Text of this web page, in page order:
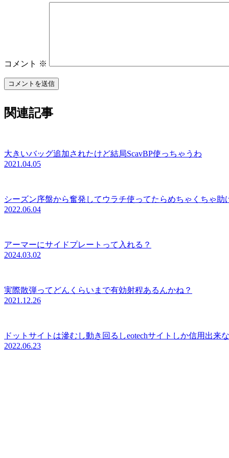
コメント ※
関連記事
大きいバッグ追加されたけど結局ScavBP使っちゃうわ
2021.04.05
シーズン序盤から奮発してウラチ使ってたらめちゃくちゃ助
2022.06.04
アーマーにサイドプレートって入れる？
2024.03.02
実際散弾ってどんくらいまで有効射程あるんかね？
2021.12.26
ドットサイトは滲むし動き回るしeotechサイトしか信用出来
2022.06.23